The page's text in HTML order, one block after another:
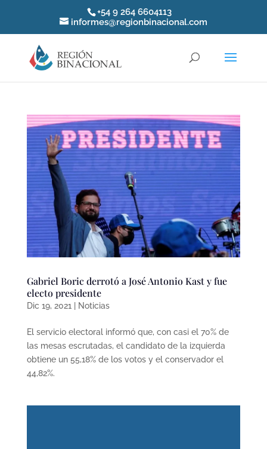
+54 9 264 6604113
informes@regionbinacional.com
Gabriel Boric derrotó a José Antonio Kast y fue
electo presidente
Dic 19, 2021 Noticias
El servicio electoral informó que, con casi el 70% de
las mesas escrutadas, el candidato de la izquierda
obtiene un 55,18% de los votos y el conservador el
44,82%.